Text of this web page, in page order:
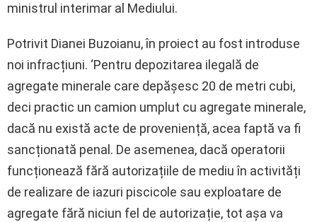
ministrul interimar al Mediului.
Potrivit Dianei Buzoianu, în proiect au fost introduse
noi infracțiuni. ‘Pentru depozitarea ilegală de
agregate minerale care depășesc 20 de metri cubi,
deci practic un camion umplut cu agregate minerale,
dacă nu există acte de proveniență, acea faptă va fi
sancționată penal. De asemenea, dacă operatorii
funcționează fără autorizațiile de mediu în activități
de realizare de iazuri piscicole sau exploatare de
agregate fără niciun fel de autorizație, tot așa va